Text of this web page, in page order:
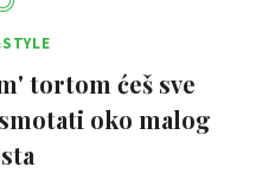
tortom ćeš sve
oko malog